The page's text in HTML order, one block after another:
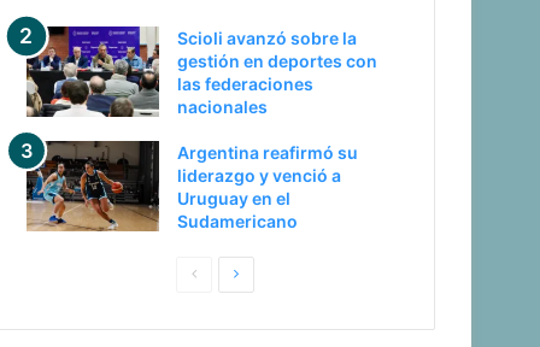
Scioli avanzó sobre la
gestión en deportes con
las federaciones
nacionales
Argentina reafirmó su
liderazgo y venció a
Uruguay en el
Sudamericano
PaginaSiguiente